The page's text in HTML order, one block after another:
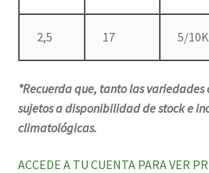
2,5 17 5/
*Recuerda que, tanto las variedades
sujetos a disponibilidad de stock e
climatológicas.
ACCEDE A TU CUENTA PARA VER